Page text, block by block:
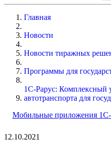
Главная
Новости
Новости тиражных
Программы для
1С-Рарус: Комплексный
автотранспорта для
Мобильные приложения 1С-
12.10.2021